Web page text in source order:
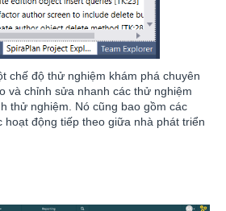
chế độ thử nghiệm khám phá chuyên
và chỉnh sửa nhanh các thử nghiệm
thử nghiệm. Nó cũng bao gồm các
hoạt động tiếp theo giữa nhà phát triển